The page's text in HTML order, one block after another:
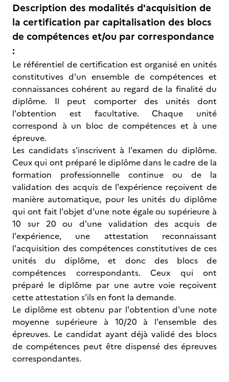
Description des modalités d'acquisition de
la certification par capitalisation des blocs
de compétences et/ou par correspondance
:
Le référentiel de certification est organisé en unités
constitutives d'un ensemble de compétences et
connaissances cohérent au regard de la finalité du
diplôme. Il peut comporter des unités dont
l'obtention est facultative. Chaque unité
correspond à un bloc de compétences et à une
épreuve.
Les candidats s'inscrivent à l'examen du diplôme.
Ceux qui ont préparé le diplôme dans le cadre de la
formation professionnelle continue ou de la
validation des acquis de l'expérience reçoivent de
manière automatique, pour les unités du diplôme
qui ont fait l'objet d'une note égale ou supérieure à
10 sur 20 ou d'une validation des acquis de
l'expérience, une attestation reconnaissant
l'acquisition des compétences constitutives de ces
unités du diplôme, et donc des blocs de
compétences correspondants. Ceux qui ont
préparé le diplôme par une autre voie reçoivent
cette attestation s’ils en font la demande.
Le diplôme est obtenu par l'obtention d'une note
moyenne supérieure à 10/20 à l'ensemble des
épreuves. Le candidat ayant déjà validé des blocs
de compétences peut être dispensé des épreuves
correspondantes.